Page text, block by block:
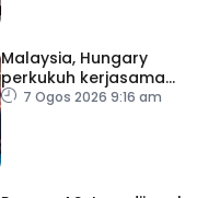
Malaysia, Hungary
perkukuh kerjasama
sektor pertanian
7 Ogos 2026 9:16 am